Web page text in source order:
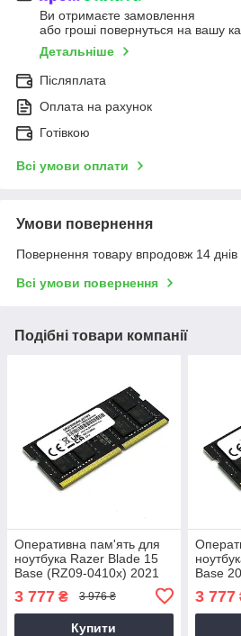
Ви отримаєте замовлення
або гроші повернуться на вашу
Детальніше
Післяплата
Оплата на рахунок
Готівкою
Всі умови оплати
Умови повернення
Повернення товару впродовж 14 днів
Всі умови повернення
Подібні товари компанії
Оперативна пам'ять для
ноутбука Razer Blade 15
Base (RZ09-0410x) 2021
3 777 ₴ 3 976 ₴
Купити
Base
3 777